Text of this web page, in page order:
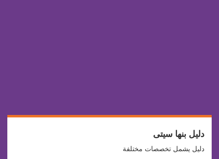
دليل بنها سيتى
دليل يشمل تخصصات مختلفة